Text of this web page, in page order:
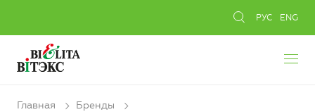
РУС ENG
Главная Бренды